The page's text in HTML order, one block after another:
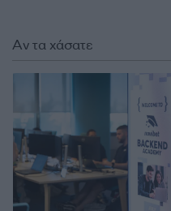
Αν τα χάσατε